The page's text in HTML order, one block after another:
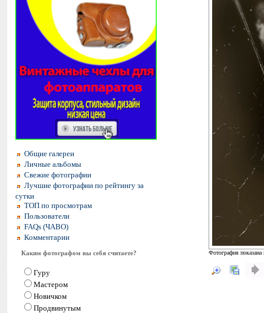
Общие галереи
Личные альбомы
Свежие фотографии
Лучшие фотографии по рейтингу за
сутки
ТОП по просмотрам
Пользователи
FAQs (ЧАВО)
Комментарии
Каким фотографом вы себя считаете?
Гуру
Мастером
Новичком
Продвинутым
Фотография